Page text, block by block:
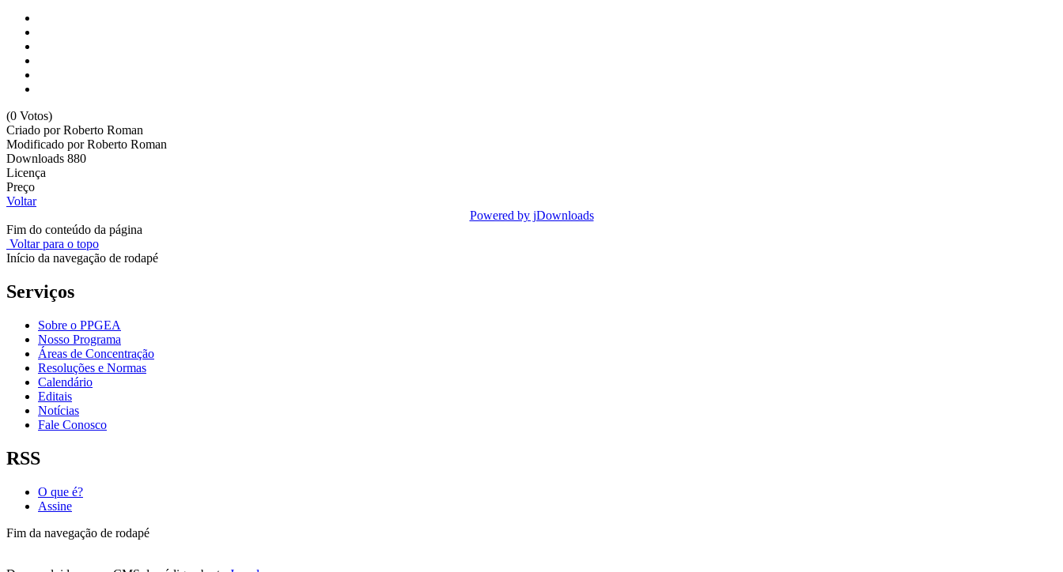
(0 Votos)
Criado porRoberto Roman
Modificado porRoberto Roman
Downloads 880
Licença
Preço
Voltar
Powered by jDownloads
Fim do conteúdo da página
Voltar para o topo
Início da navegação de rodapé
Serviços
Sobre o PPGEA
Nosso Programa
Áreas de Concentração
Resoluções e Normas
Calendário
Editais
Notícias
Fale Conosco
RSS
O que é?
Assine
Fim da navegação de rodapé